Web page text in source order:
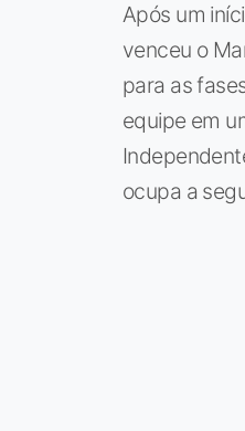
Após um
venceu o
para as
equipe em
ocupa a